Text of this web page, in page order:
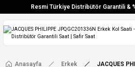
Resmi Türkiye Distribütör Garantili &
Vade Farksız 6
Aynı Gün Stoktan
Ücretsiz Kargo
Anasayfa Erkek JACQUES